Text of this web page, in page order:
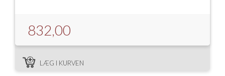
832,00
LÆG I KURVEN